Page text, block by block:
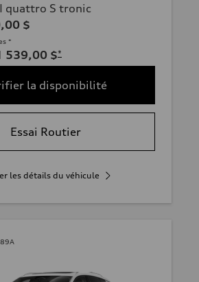
quattro S tronic
$
*
539,00 $*
la disponibilité
Essai Routier
les détails du véhicule